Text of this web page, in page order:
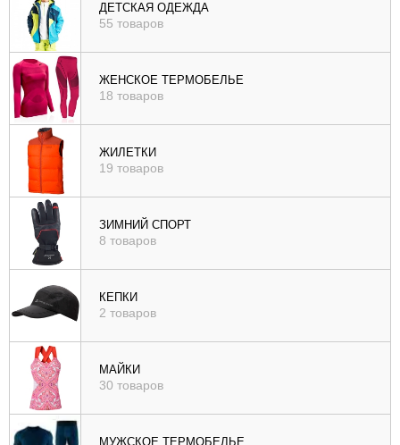
ДЕТСКАЯ ОДЕЖДА
55 товаров
ЖЕНСКОЕ ТЕРМОБЕЛЬЕ
18 товаров
ЖИЛЕТКИ
19 товаров
ЗИМНИЙ СПОРТ
8 товаров
КЕПКИ
2 товаров
МАЙКИ
30 товаров
МУЖСКОЕ ТЕРМОБЕЛЬЕ